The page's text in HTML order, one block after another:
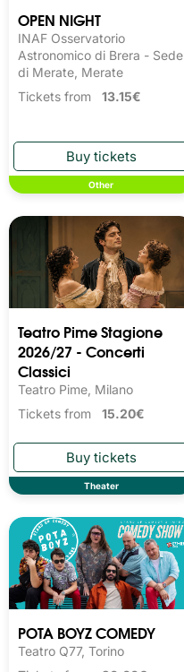
OPEN NIGHT
INAF Osservatorio
Astronomico di Brera - Sede
di Merate, Merate
Tickets from 13.15€
Other
Teatro Pime Stagione
2026/27 - Concerti
Classici
Teatro Pime, Milano
Tickets from 15.20€
Theater
POTA BOYZ COMEDY
Teatro Q77, Torino